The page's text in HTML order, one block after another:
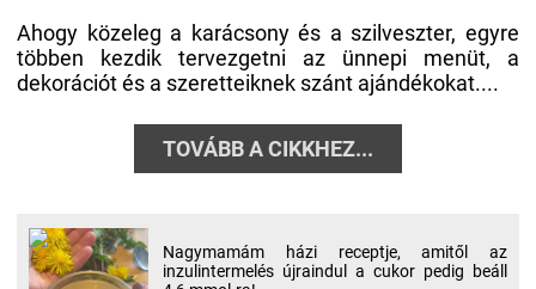
Ahogy közeleg a karácsony és a szilveszter, egyre
többen kezdik tervezgetni az ünnepi menüt, a
dekorációt és a szeretteiknek szánt ajándékokat....
TOVÁBB A CIKKHEZ...
Nagymamám házi receptje, amitől az
inzulintermelés újraindul a cukor pedig beáll